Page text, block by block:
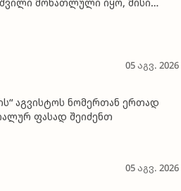
05 აგვ. 2026
აგვისტოს ნომერთან ერთად
ფასად შეიძენთ
05 აგვ. 2026